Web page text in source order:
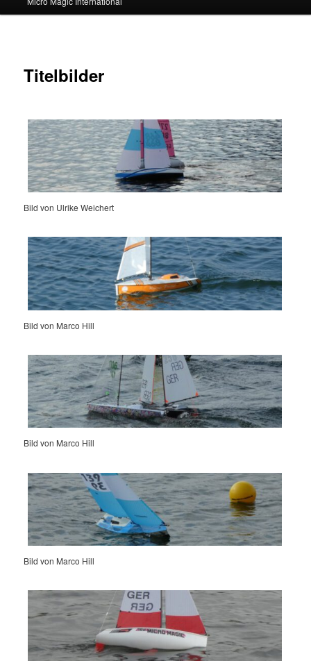
Titelbilder
Bild von Ulrike Weichert
Bild von Marco Hill
Bild von Marco Hill
Bild von Marco Hill